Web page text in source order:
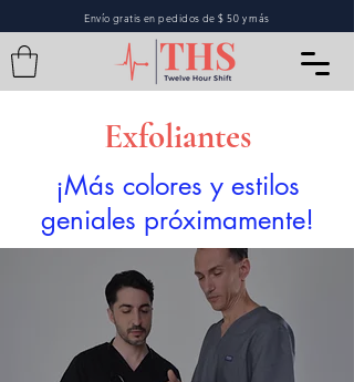
Envío gratis en pedidos de $ 50 y más
Exfoliantes
¡Más colores y estilos
geniales próximamente!